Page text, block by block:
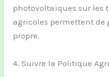
photovoltaïques sur les
agricoles permettent de
propre.
4. Suivre la Politique